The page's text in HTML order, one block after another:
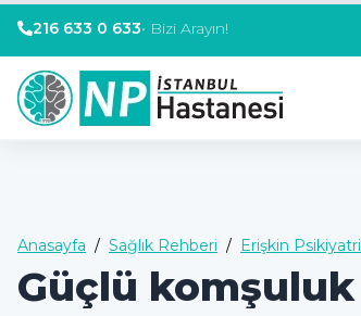
216 633 0 633• Bizi Arayın!
Anasayfa / Sağlık Rehberi / Erişkin
Güçlü